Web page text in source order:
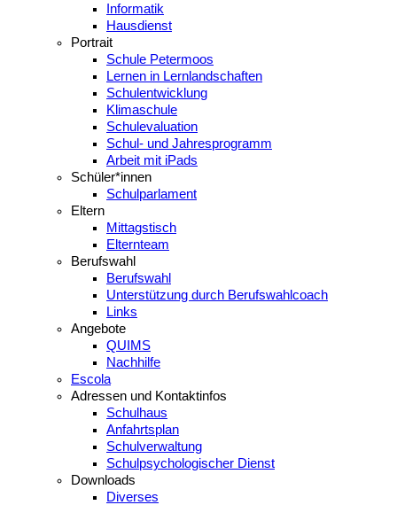
Informatik
Hausdienst
Portrait
Schule Petermoos
Lernen in Lernlandschaften
Schulentwicklung
Klimaschule
Schulevaluation
Schul- und Jahresprogramm
Arbeit mit iPads
Schüler*innen
Schulparlament
Eltern
Mittagstisch
Elternteam
Berufswahl
Berufswahl
Unterstützung durch Berufswahlcoach
Links
Angebote
QUIMS
Nachhilfe
Escola
Adressen und Kontaktinfos
Schulhaus
Anfahrtsplan
Schulverwaltung
Schulpsychologischer Dienst
Downloads
Diverses